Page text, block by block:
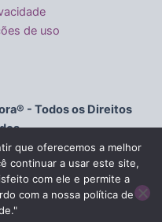
de uso
- Todos os Direitos
Vista, São Paulo - SP,
que oferecemos a melhor
continuar a usar este site,
com ele e permite a
com a nossa política de
conosco